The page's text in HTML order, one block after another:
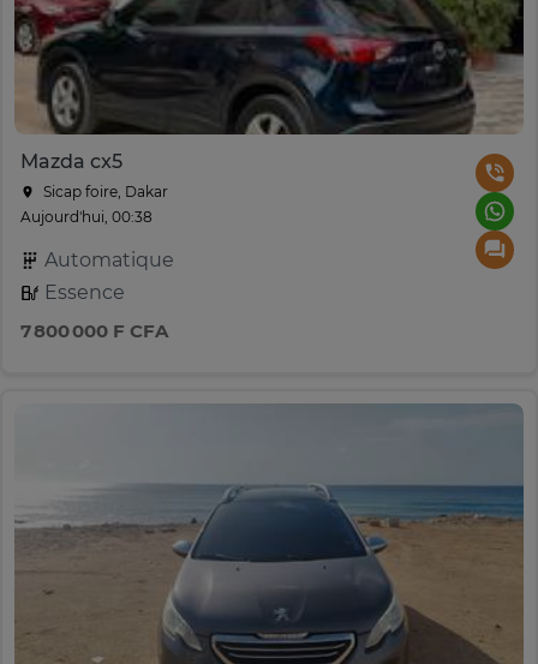
Mazda cx5
Sicap foire, Dakar
Aujourd'hui, 00:38
Automatique
Essence
7 800 000 F CFA